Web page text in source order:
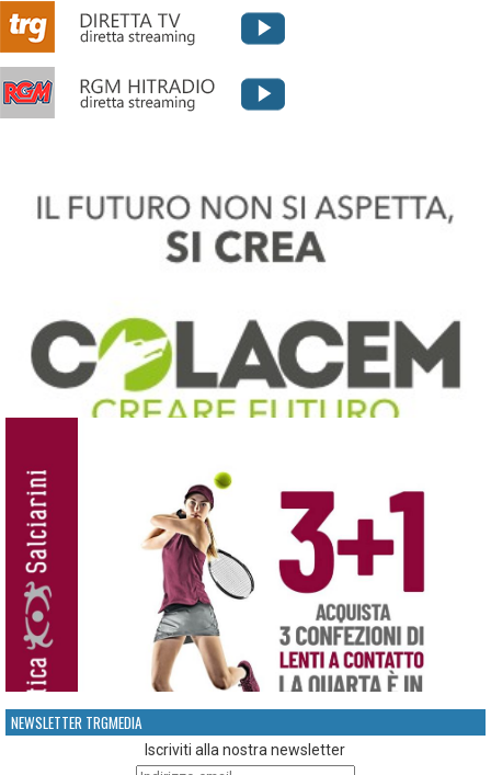
NEWSLETTER TRGMEDIA
Iscriviti alla nostra newsletter